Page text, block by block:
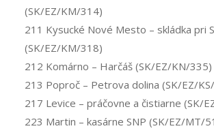
(SK/EZ/KM/314)
211 Kysucké Nové Mesto – skládka pri
(SK/EZ/KM/318)
212 Komárno – Harčáš (SK/EZ/KN/335)
213 Poproč – Petrova dolina (SK/EZ/
217 Levice – práčovne a čistiarne (SK/
223 Martin – kasárne SNP (SK/EZ/MT/